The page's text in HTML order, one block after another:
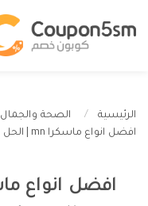
الرئيسية
الصحة والجمال
افضل انواع ماسكرا mn | الحل الامثل للحصول على حواجب كثيفة